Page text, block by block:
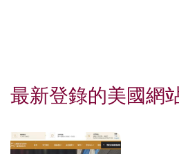
最新登錄的美國網